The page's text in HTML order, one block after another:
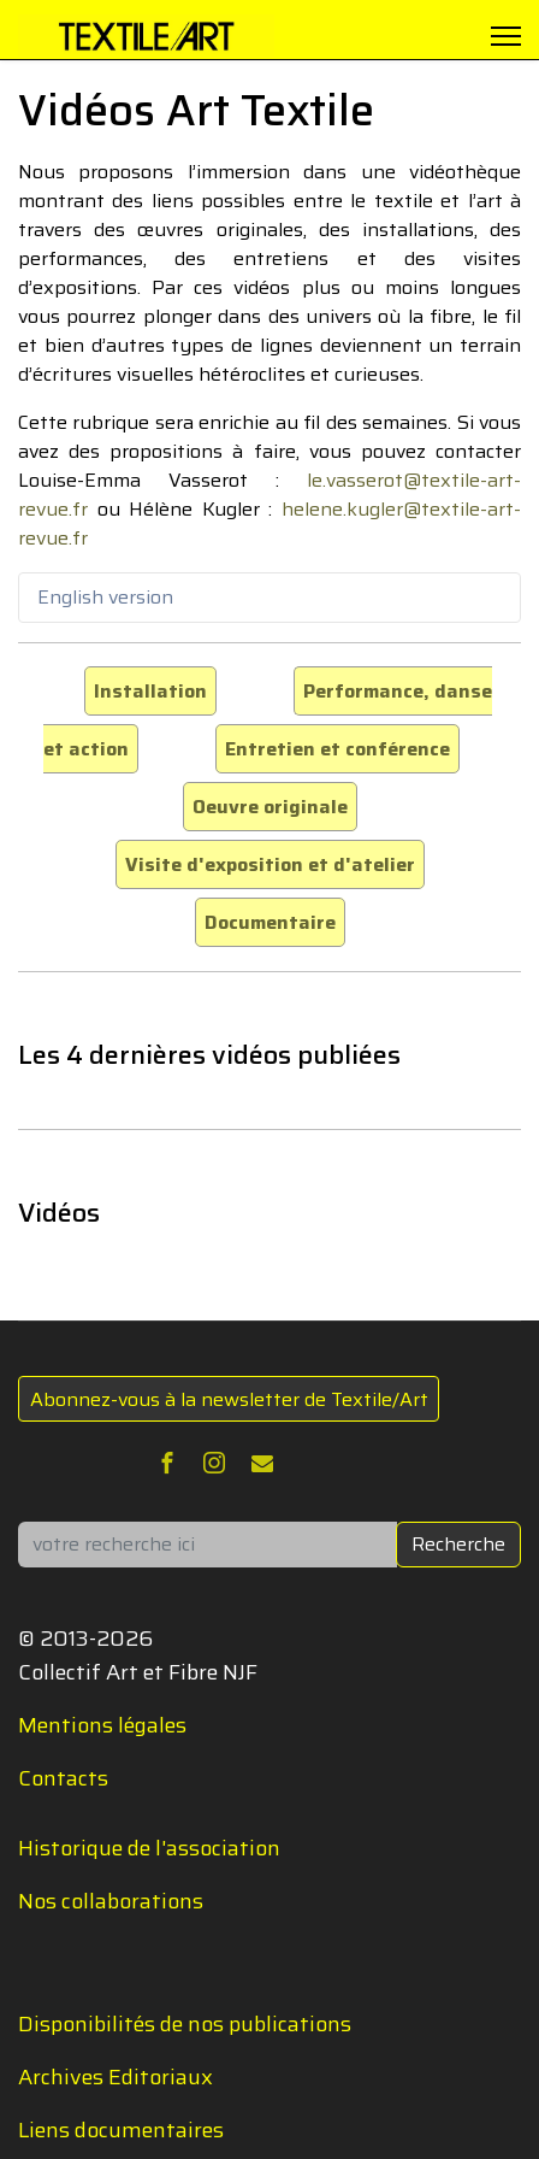
Vidéos Art Textile
Nous proposons l’immersion dans une vidéothèque
montrant des liens possibles entre le textile et l’art à
travers des œuvres originales, des installations, des
performances, des entretiens et des visites
d’expositions. Par ces vidéos plus ou moins longues
vous pourrez plonger dans des univers où la fibre, le fil
et bien d’autres types de lignes deviennent un terrain
d’écritures visuelles hétéroclites et curieuses.
Cette rubrique sera enrichie au fil des semaines. Si vous
avez des propositions à faire, vous pouvez contacter
Louise-Emma Vasserot : le.vasserot@textile-art-
revue.fr ou Hélène Kugler : helene.kugler@textile-art-
revue.fr
English version
Installation
Performance, danse
et action
Entretien et conférence
Oeuvre originale
Visite d'exposition et d'atelier
Documentaire
Les 4 dernières vidéos publiées
Vidéos
Abonnez-vous à la newsletter de Textile/Art
Rechercher Recherche
© 2013-2026
Collectif Art et Fibre NJF
Mentions légales
Contacts
Historique de l'association
Nos collaborations
Disponibilités de nos publications
Archives Editoriaux
Liens documentaires